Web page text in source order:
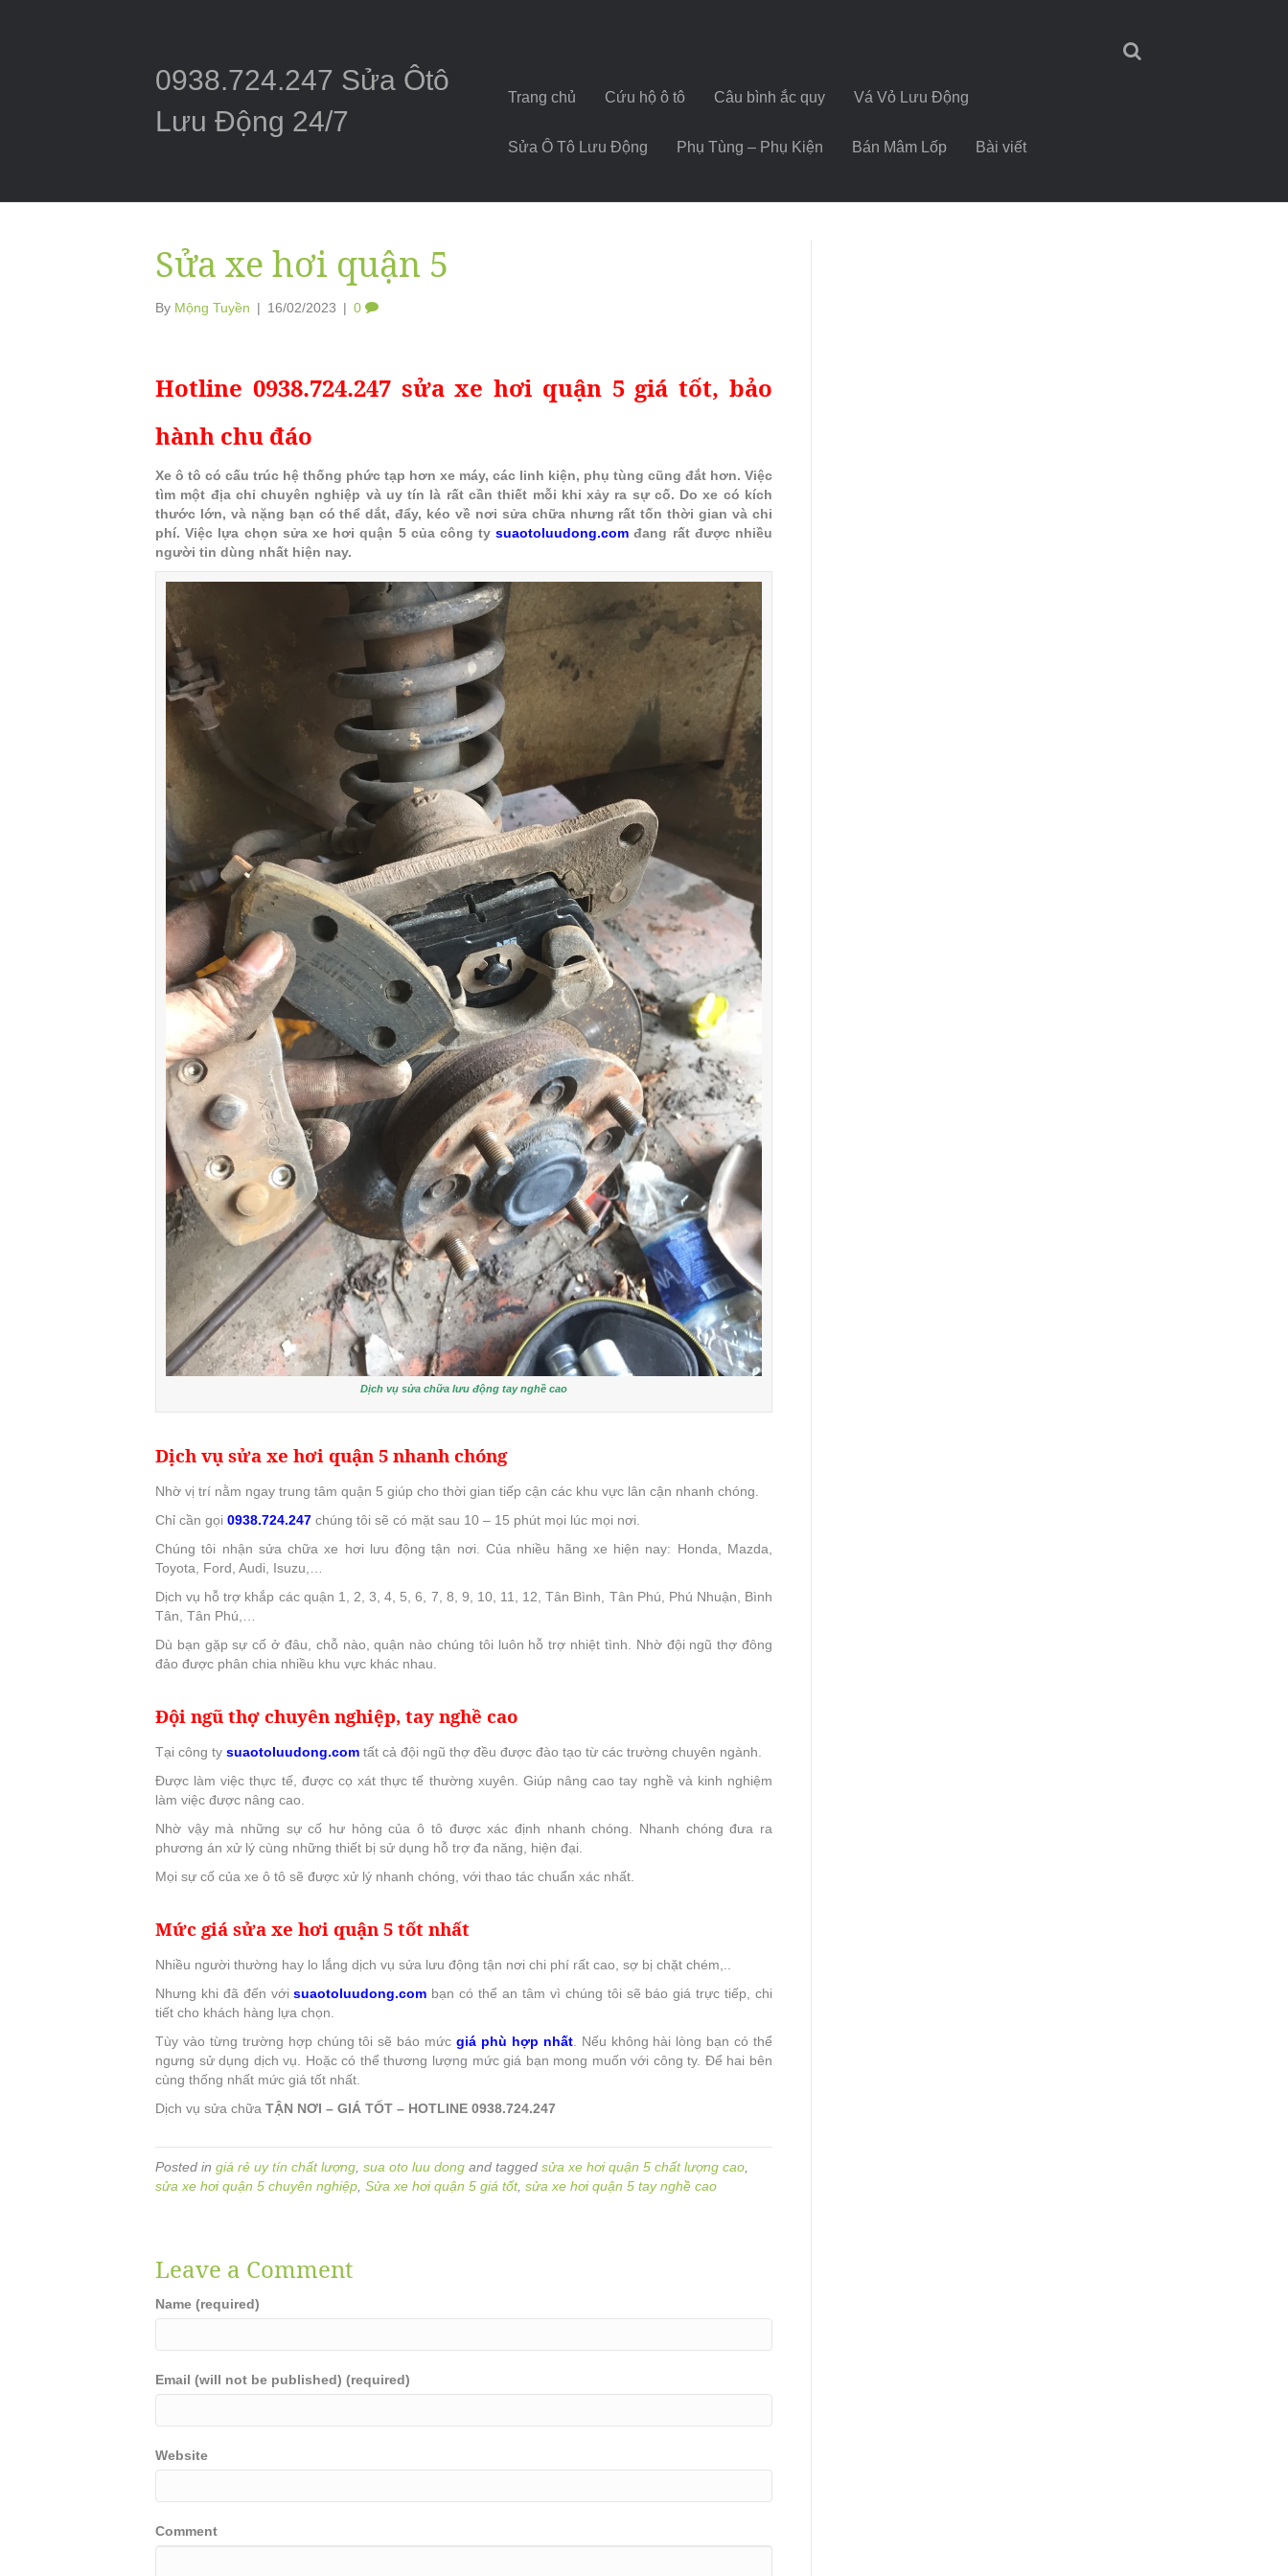
0938.724.247 Sửa Ôtô
Lưu Động 24/7
Trang chủ Cứu hộ ô tô Câu bình ắc quy Vá Vỏ Lưu Động
Sửa Ô Tô Lưu Động Phụ Tùng – Phụ Kiện Bán Mâm Lốp Bài viết
Sửa xe hơi quận 5
By Mộng Tuyền | 16/02/2023 | 0
Hotline 0938.724.247 sửa xe hơi quận 5 giá tốt, bảo
hành chu đáo
Xe ô tô có cấu trúc hệ thống phức tạp hơn xe máy, các linh kiện, phụ tùng cũng đắt hơn. Việc
tìm một địa chỉ chuyên nghiệp và uy tín là rất cần thiết mỗi khi xảy ra sự cố. Do xe có kích
thước lớn, và nặng bạn có thể dắt, đẩy, kéo về nơi sửa chữa nhưng rất tốn thời gian và chi
phí. Việc lựa chọn sửa xe hơi quận 5 của công ty suaotoluudong.com đang rất được nhiều
người tin dùng nhất hiện nay.
Dịch vụ sửa chữa lưu động tay nghề cao
Dịch vụ sửa xe hơi quận 5 nhanh chóng
Nhờ vị trí nằm ngay trung tâm quận 5 giúp cho thời gian tiếp cận các khu vực lân cận nhanh chóng.
Chỉ cần gọi 0938.724.247 chúng tôi sẽ có mặt sau 10 – 15 phút mọi lúc mọi nơi.
Chúng tôi nhận sửa chữa xe hơi lưu động tận nơi. Của nhiều hãng xe hiện nay: Honda, Mazda,
Toyota, Ford, Audi, Isuzu,…
Dịch vụ hỗ trợ khắp các quận 1, 2, 3, 4, 5, 6, 7, 8, 9, 10, 11, 12, Tân Bình, Tân Phú, Phú Nhuận, Bình
Tân, Tân Phú,…
Dù bạn gặp sự cố ở đâu, chỗ nào, quận nào chúng tôi luôn hỗ trợ nhiệt tình. Nhờ đội ngũ thợ đông
đảo được phân chia nhiều khu vực khác nhau.
Đội ngũ thợ chuyên nghiệp, tay nghề cao
Tại công ty suaotoluudong.com tất cả đội ngũ thợ đều được đào tạo từ các trường chuyên ngành.
Được làm việc thực tế, được cọ xát thực tế thường xuyên. Giúp nâng cao tay nghề và kinh nghiệm
làm việc được nâng cao.
Nhờ vậy mà những sự cố hư hỏng của ô tô được xác định nhanh chóng. Nhanh chóng đưa ra
phương án xử lý cùng những thiết bị sử dụng hỗ trợ đa năng, hiện đại.
Mọi sự cố của xe ô tô sẽ được xử lý nhanh chóng, với thao tác chuẩn xác nhất.
Mức giá sửa xe hơi quận 5 tốt nhất
Nhiều người thường hay lo lắng dịch vụ sửa lưu động tận nơi chi phí rất cao, sợ bị chặt chém,..
Nhưng khi đã đến vớisuaotoluudong.com bạn có thể an tâm vì chúng tôi sẽ báo giá trực tiếp, chi
tiết cho khách hàng lựa chọn.
Tùy vào từng trường hợp chúng tôi sẽ báo mức giá phù hợp nhất. Nếu không hài lòng bạn có thể
ngưng sử dụng dịch vụ. Hoặc có thể thương lượng mức giá bạn mong muốn với công ty. Để hai bên
cùng thống nhất mức giá tốt nhất.
Dịch vụ sửa chữa TẬN NƠI – GIÁ TỐT – HOTLINE 0938.724.247
Posted in giá rẻ uy tín chất lượng, sua oto luu dong and tagged sửa xe hơi quận 5 chất lượng cao,
sửa xe hơi quận 5 chuyên nghiệp, Sửa xe hơi quận 5 giá tốt, sửa xe hơi quận 5 tay nghề cao
Leave a Comment
Name (required)
Email (will not be published) (required)
Website
Comment